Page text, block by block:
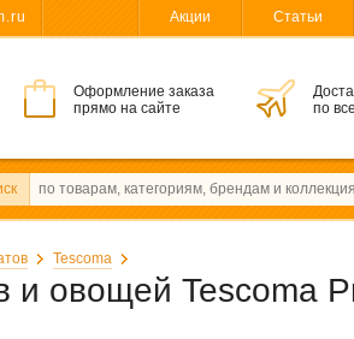
Акции Статьи
Оформление заказа
прямо на сайте
по
Tescoma
и овощей Tescoma